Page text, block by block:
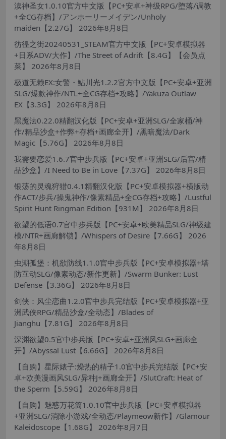
渎神圣女1.0.10官方中文版【PC+安卓+神级RPG/堕落/调教
+全CG存档】/アンホーリーメイデン/Unholy
maiden【2.27G】
2026年8月8日
彷徨之街20240531_STEAM官方中文版【PC+安卓模拟器
+日系ADV/大作】/The Street of Adrift【8.4G】【会员点
菜】
2026年8月8日
极道无赖EX:女警・鮎川光1.2.2官方中文版【PC+安卓+亚洲
SLG/爆款神作/NTL+全CG存档+攻略】/Yakuza Outlaw
EX【3.3G】
2026年8月8日
黑魔法0.22.0精翻汉化版【PC+安卓+亚洲SLG/全家桶/神
作/精品沙盒+作弊+存档+画廊全开】/黑暗魔法/Dark
Magic【5.76G】
2026年8月8日
我需要恋爱1.6.7官中步兵版【PC+安卓+亚洲SLG/后宫/精
品沙盒】/I Need to Be in Love【7.37G】
2026年8月8日
银荡的灵魂狩猎0.4.1精翻汉化版【PC+安卓模拟器+横版动
作ACT/步兵/操鬼神作/像素精品+全CG存档+攻略】/Lustful
Spirit Hunt Ringman Edition【931M】
2026年8月8日
欲望的低语0.7官中步兵版【PC+安卓+欧美精品SLG/神级建
模/NTR+画廊解锁】/Whispers of Desire【7.66G】
2026
年8月8日
虫潮孤堡：机欲防线1.1.0官中步兵版【PC+安卓模拟器+塔
防互动SLG/像素动态/新作更新】/Swarm Bunker: Lust
Defense【3.36G】
2026年8月8日
剑侠：风尘恋曲1.2.0官中步兵完结版【PC+安卓模拟器+亚
洲武侠RPG/精品沙盒/全动态】/Blades of
Jianghu【7.81G】
2026年8月8日
深渊欲望0.5官中步兵版【PC+安卓+亚洲风SLG+画廊全
开】/Abyssal Lust【6.66G】
2026年8月8日
【自购】星际婊子:燥热的精子1.0官中步兵完结版【PC+安
卓+欧美漫画风SLG/异种J+画廊全开】/SlutCraft: Heat of
the Sperm【5.59G】
2026年8月8日
【自购】魅惑万花筒1.0.10官中步兵版【PC+安卓模拟器
+亚洲SLG/消除小游戏/全动态/Playmeow新作】/Glamour
Kaleidoscope【1.68G】
2026年8月7日